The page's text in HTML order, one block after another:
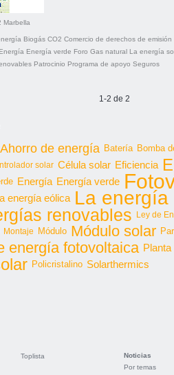
Marbella
Biogás CO2 Comercio de derechos de emisión
Energía Energía verde Foro Gas natural La energía
Patrocinio Programa de apoyo Seguros
1-2 de 2
Ahorro de energía Batería Bomba
solar Célula solar Eficiencia
Energía Energía verde
energía eólica La energía
renovables Ley de
Montaje Módulo Módulo solar
energía fotovoltaica
Policristalino Solarthermics
Toplista
Noticias
Por temas